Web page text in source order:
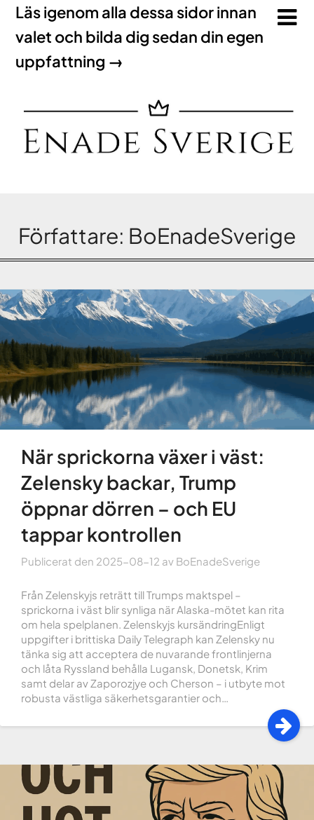
Läs igenom alla dessa sidor innan
valet och bilda dig sedan din egen
uppfattning →
Författare: BoEnadeSverige
När sprickorna växer i väst:
Zelensky backar, Trump
öppnar dörren – och EU
tappar kontrollen
Publicerat den 2025-08-12 av BoEnadeSverige
Från Zelenskyjs reträtt till Trumps maktspel –
sprickorna i väst blir synliga när Alaska-mötet kan rita
om hela spelplanen. Zelenskyjs kursändringEnligt
uppgifter i brittiska Daily Telegraph kan Zelensky nu
tänka sig att acceptera de nuvarande frontlinjerna
och låta Ryssland behålla Lugansk, Donetsk, Krim
samt delar av Zaporozjye och Cherson – i utbyte mot
robusta västliga säkerhetsgarantier och…